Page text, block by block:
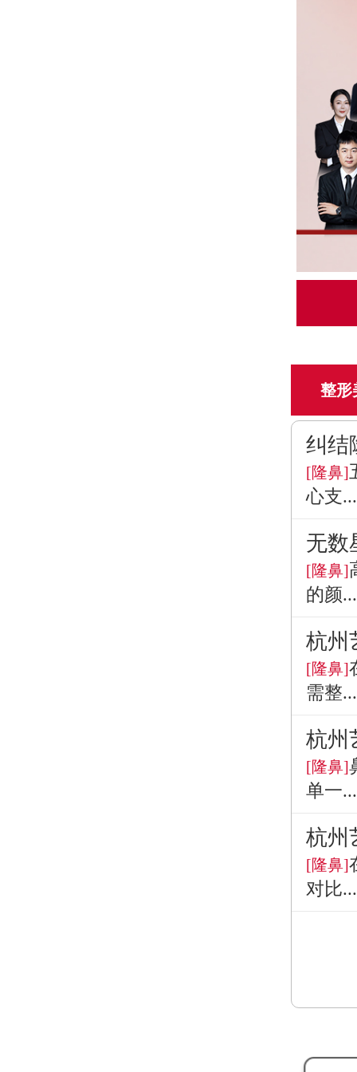
整形
纠结
[隆鼻]
心支...
无数
[隆鼻]
的颜...
杭州
[隆鼻]
需整...
杭州
[隆鼻]
单一...
杭州
[隆鼻]
对比...